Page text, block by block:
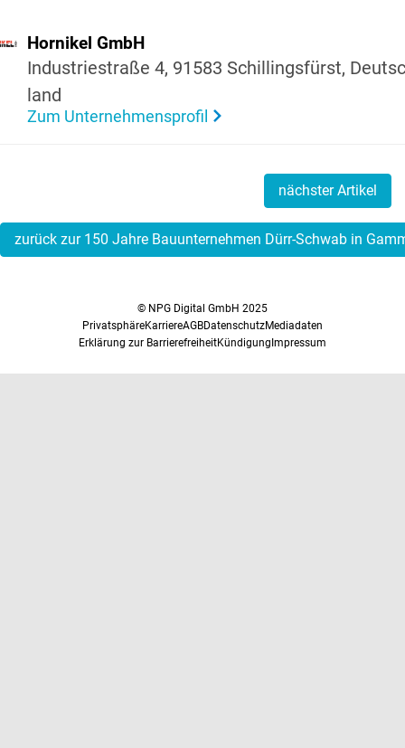
Hornikel GmbH
Indus­trie­straße 4, 91583 Schil­lings­fürst,
land
Zum Unternehmensprofil
nächster Artikel
zurück zur 150 Jahre Bauunternehmen Dürr-Schwab in
© NPG Digital GmbH 2025
PrivatsphäreKarriereAGBDatenschutzMediadaten
Erklärung zur BarrierefreiheitKündigungImpressum